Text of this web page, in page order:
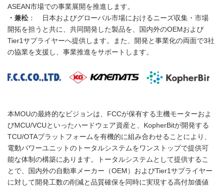
ASEAN市場での事業展開を推進します。
・兼松： 日本およびグローバル市場におけるニーズ収集・市場
開拓を担うと共に、共同開発した製品を、国内外のOEMおよび
Tier1サプライヤーへ提供します。また、開発と事業化の両面で3社
の協業を支援し、事業推進をサポートします。
本MOUの最終的なビジョンは、FCCが保有する主機モーターおよ
びMCU/VCUといったハードウェア資産と、KopherBitが開発する
TCU/OTAプラットフォームを有機的に組み合わせることにより、
電動パワーユニットのトータルシステムをワンストップで提供可
能な体制の構築にあります。トータルシステムとして提供するこ
とで、国内外の自動車メーカー（OEM）およびTier1サプライヤー
に対して開発工数の削減と品質確保を同時に実現する高付加価値